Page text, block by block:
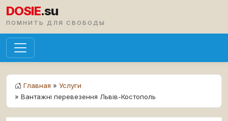
DOSIE.su
ПОМНИТЬ ДЛЯ СВОБОДЫ
Главная » Услуги
» Вантажні перевезення Львів-Костополь